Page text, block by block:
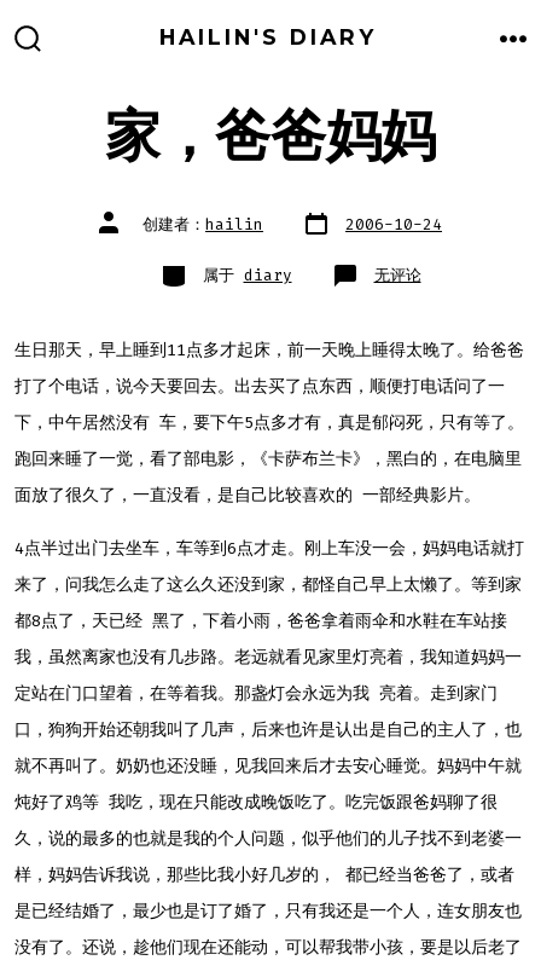
HAILIN'S DIARY
家，爸爸妈妈
文
章 创建者： hailin 文
章
2006-10-24
类
别 属于 diary 家，
爸
无评论
生日那天，早上睡到11点多才起床，前一天晚上睡得太晚了。给爸爸
打了个电话，说今天要回去。出去买了点东西，顺便打电话问了一
下，中午居然没有 车，要下午5点多才有，真是郁闷死，只有等了。
跑回来睡了一觉，看了部电影，《卡萨布兰卡》，黑白的，在电脑里
面放了很久了，一直没看，是自己比较喜欢的 一部经典影片。
4点半过出门去坐车，车等到6点才走。刚上车没一会，妈妈电话就打
来了，问我怎么走了这么久还没到家，都怪自己早上太懒了。等到家
都8点了，天已经 黑了，下着小雨，爸爸拿着雨伞和水鞋在车站接
我，虽然离家也没有几步路。老远就看见家里灯亮着，我知道妈妈一
定站在门口望着，在等着我。那盏灯会永远为我 亮着。走到家门
口，狗狗开始还朝我叫了几声，后来也许是认出是自己的主人了，也
就不再叫了。奶奶也还没睡，见我回来后才去安心睡觉。妈妈中午就
炖好了鸡等 我吃，现在只能改成晚饭吃了。吃完饭跟爸妈聊了很
久，说的最多的也就是我的个人问题，似乎他们的儿子找不到老婆一
样，妈妈告诉我说，那些比我小好几岁的， 都已经当爸爸了，或者
是已经结婚了，最少也是订了婚了，只有我还是一个人，连女朋友也
没有了。还说，趁他们现在还能动，可以帮我带小孩，要是以后老了